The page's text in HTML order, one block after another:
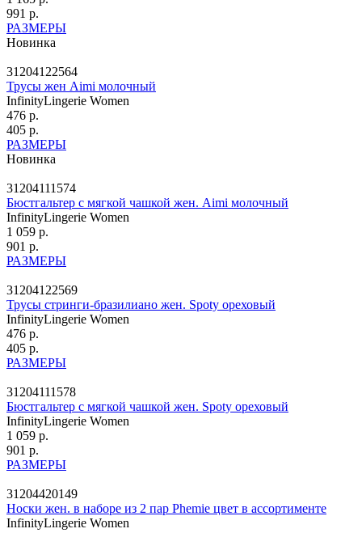
991 р.
РАЗМЕРЫ
Новинка
31204122564
Трусы жен Aimi молочный
InfinityLingerie Women
476 р.
405 р.
РАЗМЕРЫ
Новинка
31204111574
Бюстгальтер с мягкой чашкой жен. Aimi молочный
InfinityLingerie Women
1 059 р.
901 р.
РАЗМЕРЫ
31204122569
Трусы стринги-бразилиано жен. Spoty ореховый
InfinityLingerie Women
476 р.
405 р.
РАЗМЕРЫ
31204111578
Бюстгальтер с мягкой чашкой жен. Spoty ореховый
InfinityLingerie Women
1 059 р.
901 р.
РАЗМЕРЫ
31204420149
Носки жен. в наборе из 2 пар Phemie цвет в ассортименте
InfinityLingerie Women